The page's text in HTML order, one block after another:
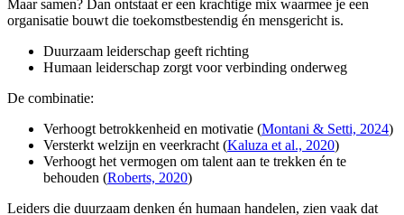
Maar samen? Dan ontstaat er een krachtige mix waarmee je een
organisatie bouwt die toekomstbestendig én mensgericht is.
Duurzaam leiderschap geeft richting
Humaan leiderschap zorgt voor verbinding onderweg
De combinatie:
Verhoogt betrokkenheid en motivatie (Montani & Setti, 2024)
Versterkt welzijn en veerkracht (Kaluza et al., 2020)
Verhoogt het vermogen om talent aan te trekken én te
behouden (Roberts, 2020)
Leiders die duurzaam denken én humaan handelen, zien vaak dat